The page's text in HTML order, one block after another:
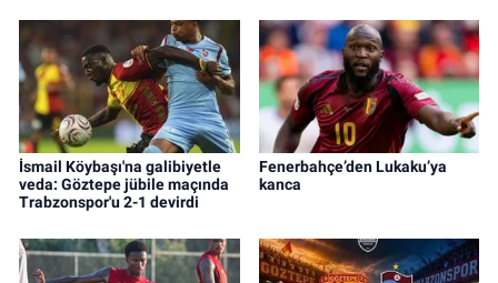
İsmail Köybaşı'na galibiyetle
veda: Göztepe jübile maçında
Trabzonspor'u 2-1 devirdi
Fenerbahçe’den Lukaku’ya
kanca